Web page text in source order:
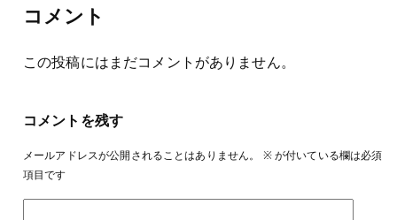
コメント
この投稿にはまだコメントがありません。
コメントを残す
メールアドレスが公開されることはありません。 ※が付いている欄は必須
項目です